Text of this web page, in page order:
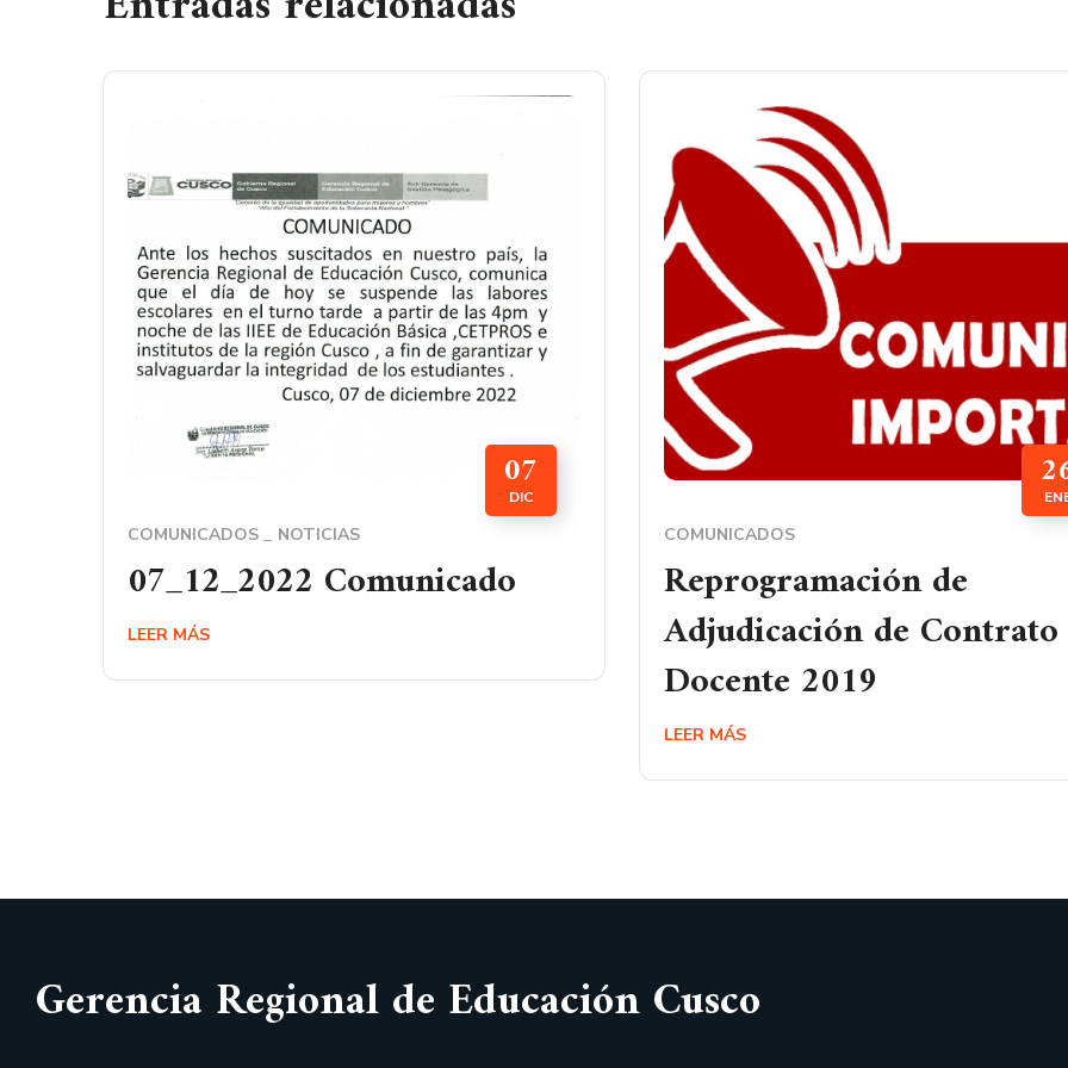
07
DIC
COMUNICADOS NOTICIAS
07_12_2022 Comunicado
LEER MÁS
COMUNICADOS
Reprogramación de
Adjudicación de Contrato
Docente 2019
LEER MÁS
Gerencia Regional de Educación Cusco